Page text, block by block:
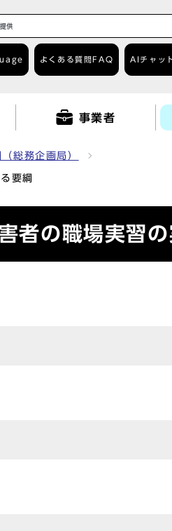
よくある質問 FAQ AIチャッ
事業者
総務企画局）
要綱
者の職場実習